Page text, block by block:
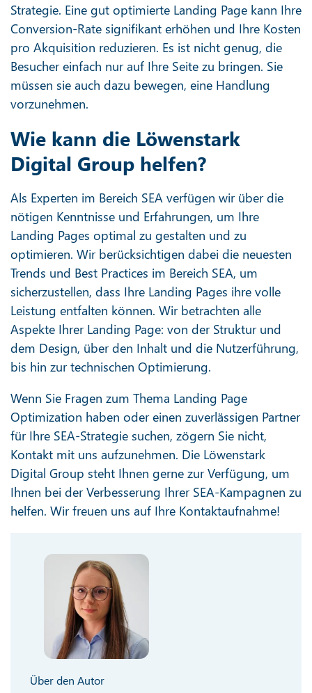
Strategie. Eine gut optimierte Landing Page kann Ihre
Conversion-Rate signifikant erhöhen und Ihre Kosten
pro Akquisition reduzieren. Es ist nicht genug, die
Besucher einfach nur auf Ihre Seite zu bringen. Sie
müssen sie auch dazu bewegen, eine Handlung
vorzunehmen.
Wie kann die Löwenstark
Digital Group helfen?
Als Experten im Bereich SEA verfügen wir über die
nötigen Kenntnisse und Erfahrungen, um Ihre
Landing Pages optimal zu gestalten und zu
optimieren. Wir berücksichtigen dabei die neuesten
Trends und Best Practices im Bereich SEA, um
sicherzustellen, dass Ihre Landing Pages ihre volle
Leistung entfalten können. Wir betrachten alle
Aspekte Ihrer Landing Page: von der Struktur und
dem Design, über den Inhalt und die Nutzerführung,
bis hin zur technischen Optimierung.
Wenn Sie Fragen zum Thema Landing Page
Optimization haben oder einen zuverlässigen Partner
für Ihre SEA-Strategie suchen, zögern Sie nicht,
Kontakt mit uns aufzunehmen. Die Löwenstark
Digital Group steht Ihnen gerne zur Verfügung, um
Ihnen bei der Verbesserung Ihrer SEA-Kampagnen zu
helfen. Wir freuen uns auf Ihre Kontaktaufnahme!
Über den Autor